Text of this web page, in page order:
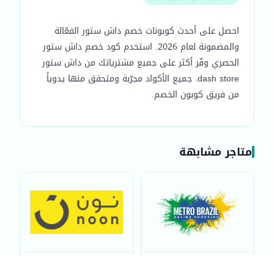
احصل على أحدث كوبونات خصم داش ستور الفعّالة
والمضمونة لعام 2026. استخدم كود خصم داش ستور
الحصري وفّر أكثر على جميع مشترياتك من داش ستور
dash store. جميع الأكواد مجرّبة ومتحقق منها يدوياً
من فريق كوبون الخصم.
متاجر مشابهة